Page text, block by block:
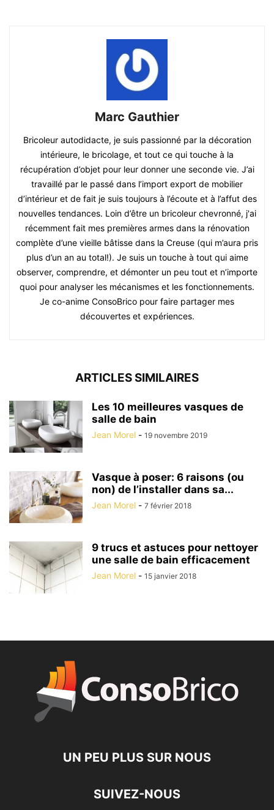
Marc Gauthier
Bricoleur autodidacte, je suis passionné par la décoration
intérieure, le bricolage, et tout ce qui touche à la
récupération d’objet pour leur donner une seconde vie. J’ai
travaillé par le passé dans l’import export de mobilier
d’intérieur et de fait je suis toujours à l’écoute et à l’affut des
nouvelles tendances. Loin d’être un bricoleur chevronné, j'ai
récemment fait mes premières armes dans la rénovation
complète d’une vieille bâtisse dans la Creuse (qui m’aura pris
plus d’un an au total!). Je suis un touche à tout qui aime
observer, comprendre, et démonter un peu tout et n’importe
quoi pour analyser les mécanismes et les fonctionnements.
Je co-anime ConsoBrico pour faire partager mes
découvertes et expériences.
ARTICLES SIMILAIRES
Les 10 meilleures vasques de
salle de bain
Jean Morel - 19 novembre 2019
Vasque à poser: 6 raisons (ou
non) de l’installer dans sa...
Jean Morel - 7 février 2018
9 trucs et astuces pour nettoyer
une salle de bain efficacement
Jean Morel - 15 janvier 2018
UN PEU PLUS SUR NOUS
SUIVEZ-NOUS